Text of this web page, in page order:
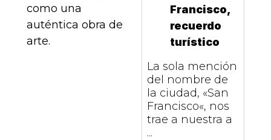
como una
auténtica obra de
arte.
Francisco,
recuerdo
turístico
La sola mención
del nombre de
la ciudad, «San
Francisco«, nos
trae a nuestra a
...